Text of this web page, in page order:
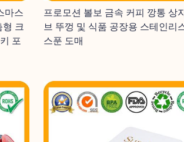
마스
크
포
프로모션 볼보 금속 커피 깡통 상
브 뚜껑 및 식품 공장용 스테인리
스푼 도매